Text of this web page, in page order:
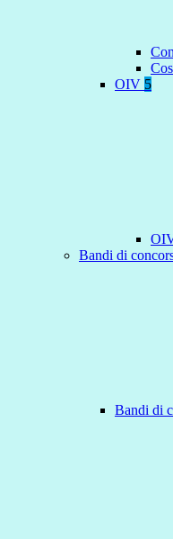
OIV 5
Bandi di
Bandi di